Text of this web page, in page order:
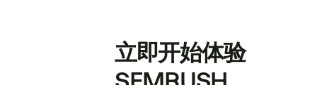
立即开始体验